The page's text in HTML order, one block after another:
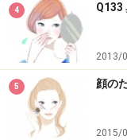
4 Q133
2013/
5 顔の
2015/